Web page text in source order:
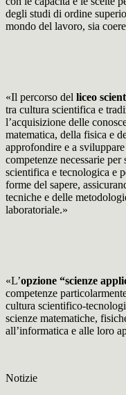
degli studi di ordine
mondo del lavoro, sia
«Il percorso del liceo
tra cultura scientifica e
l’acquisizione delle
matematica, della fisica e
approfondire e a
competenze necessarie
scientifica e tecnologica e
forme del sapere,
tecniche e delle
laboratoriale.»
«L’opzione “scienze
competenze
cultura scientifico-
scienze matematiche,
all’informatica e alle loro
Notizie